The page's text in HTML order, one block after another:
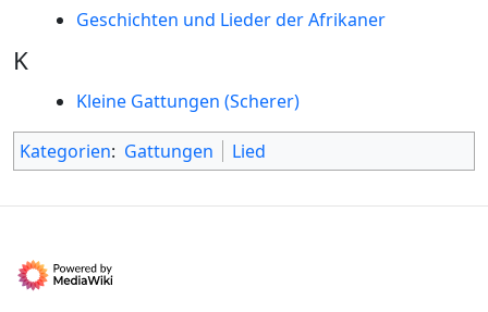
Geschichten und Lieder der Afrikaner
K
Kleine Gattungen (Scherer)
Kategorien: Gattungen Lied